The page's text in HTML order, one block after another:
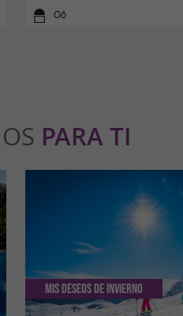
Oô
PARA TI
Mis deseos de invierno